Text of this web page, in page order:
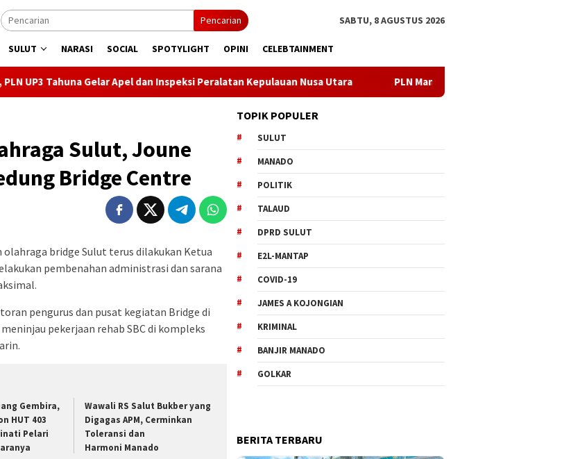
Pencarian SABTU, 8 AGUSTUS 2026
SULUT NARASI SOCIAL SPOTYLIGHT OPINI CELEBTAINMENT
Apel dan Inspeksi Peralatan Kepulauan Nusa Utara PLN Manado Minta Maaf Pemadaman Bergilir di Pulau
Sulut, Joune
Bridge Centre
bridge Sulut terus dilakukan Ketua
pembenahan administrasi dan sarana
pengurus dan pusat kegiatan Bridge di
pekerjaan rehab SBC di kompleks
Gembira,
HUT 403
Pelari
Wawali RS Salut Bukber yang
Digagas APM, Cerminkan
Toleransi dan
Harmoni Manado
TOPIK POPULER
SULUT
MANADO
POLITIK
TALAUD
DPRD SULUT
E2L-MANTAP
COVID-19
JAMES A KOJONGIAN
KRIMINAL
BANJIR MANADO
GOLKAR
BERITA TERBARU